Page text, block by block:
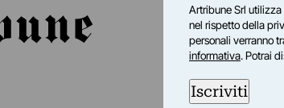
Artribune Srl
nel rispetto della
personali verranno
informativa. Potrai
Iscriviti